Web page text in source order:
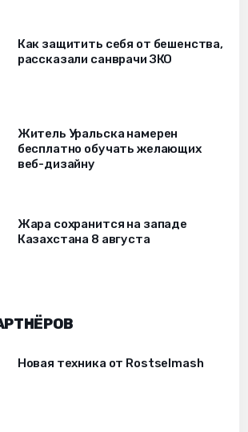
Как защитить себя от бешенства,
рассказали санврачи ЗКО
Житель Уральска намерен
бесплатно обучать желающих
веб-дизайну
Жара сохранится на западе
Казахстана 8 августа
Новая техника от Rostselmash